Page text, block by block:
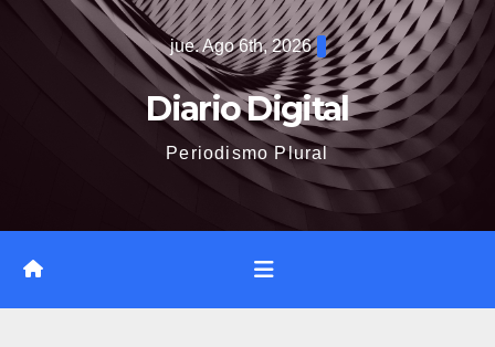
jue. Ago 6th, 2026
Diario Digital
Periodismo Plural